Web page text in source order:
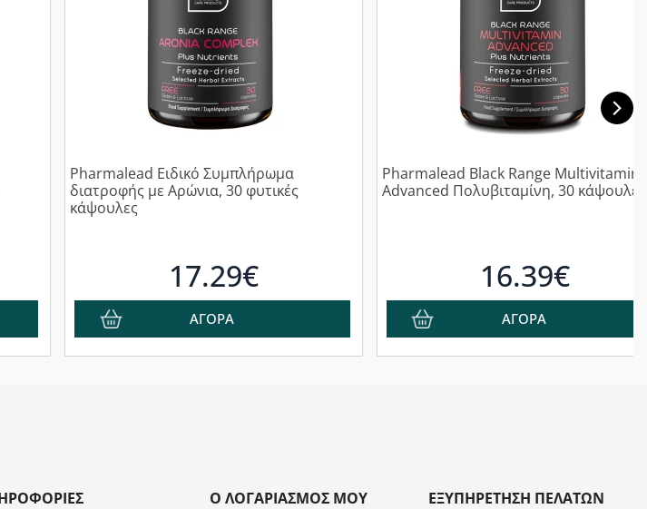
Pharmalead Ειδικό Συμπλήρωμα
διατροφής με Aρώνια, 30 φυτικές
κάψουλες
17.29€
ΑΓΟΡΑ
Pharmalead Black Range Multivitamin
Advanced Πολυβιταμίνη, 30 κάψουλες
16.39€
ΑΓΟΡΑ
Ο ΛΟΓΑΡΙΑΣΜΌΣ ΜΟΥ ΕΞΥΠΗΡΈΤΗΣΗ ΠΕΛΑΤΏΝ